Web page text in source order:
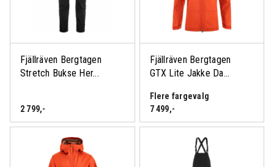
Fjällräven Bergtagen
Stretch Bukse Her...
2 799,-
Fjällräven Bergtagen
GTX Lite Jakke Da...
Flere fargevalg
7 499,-